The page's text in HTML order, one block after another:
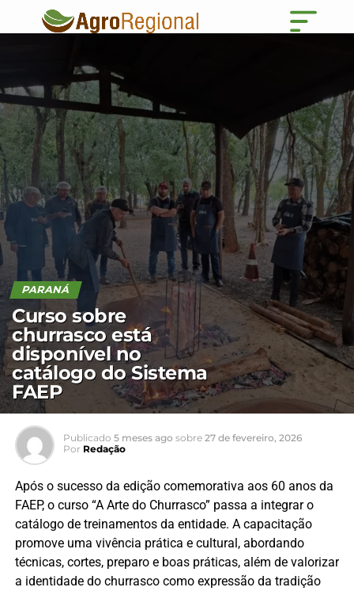
PARANÁ
Curso sobre
churrasco está
disponível no
catálogo do Sistema
FAEP
Publicado 5 meses ago sobre 27 de fevereiro, 2026
Por Redação
Após o sucesso da edição comemorativa aos 60 anos da
FAEP, o curso “A Arte do Churrasco” passa a integrar o
catálogo de treinamentos da entidade. A capacitação
promove uma vivência prática e cultural, abordando
técnicas, cortes, preparo e boas práticas, além de valorizar
a identidade do churrasco como expressão da tradição